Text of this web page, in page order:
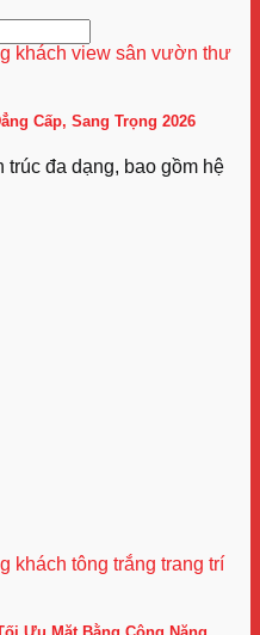
Cấp, Sang Trọng 2026
đa dạng, bao gồm hệ